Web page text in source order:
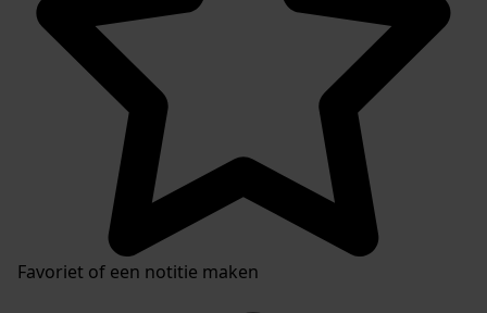
Favoriet of een notitie maken